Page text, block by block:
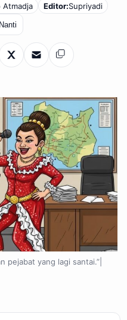
Atmadja Editor:Supriyadi
X EmailSalin
pejabat yang lagi santai.”|